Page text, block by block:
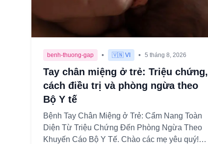
benh-thuong-gap • 🇻🇳 VI • 5 tháng 8, 2026
Tay chân miệng ở trẻ: Triệu chứng,
cách điều trị và phòng ngừa theo
Bộ Y tế
Bệnh Tay Chân Miệng ở Trẻ: Cẩm Nang Toàn
Diện Từ Triệu Chứng Đến Phòng Ngừa Theo
Khuyến Cáo Bộ Y Tế. Chào các mẹ yêu quý!